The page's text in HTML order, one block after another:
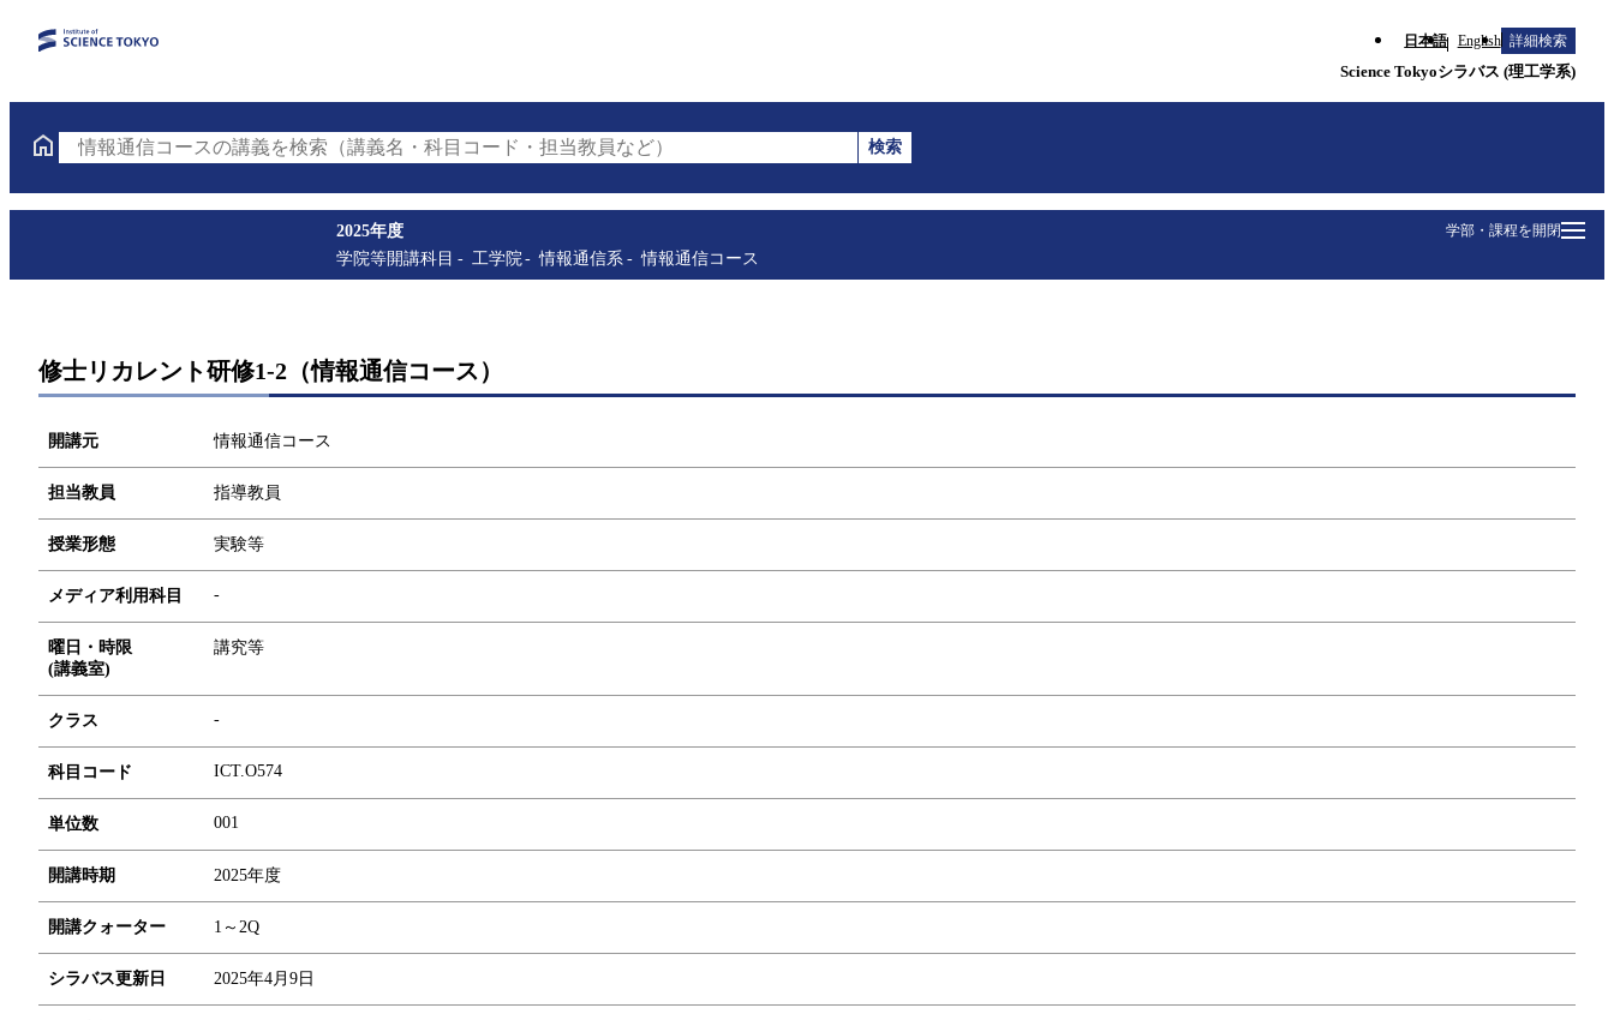
日本語 English 詳細検索
Science Tokyoシラバス (理工学系)
情報通信コースの講義を検索（講義名・科目コード・担当教員など）
検索
学部・課程を開閉
2025年度
学院等開講科目
工学院 情報通信系 情報通信コース
修士リカレント研修1-2（情報通信コース）
開講元 情報通信コース
担当教員 指導教員
授業形態 実験等
メディア利用科目 -
曜日・時限
(講義室)
講究等
クラス -
科目コード ICT.O574
単位数 001
開講時期 2025年度
開講クォーター 1～2Q
シラバス更新日 2025年4月9日